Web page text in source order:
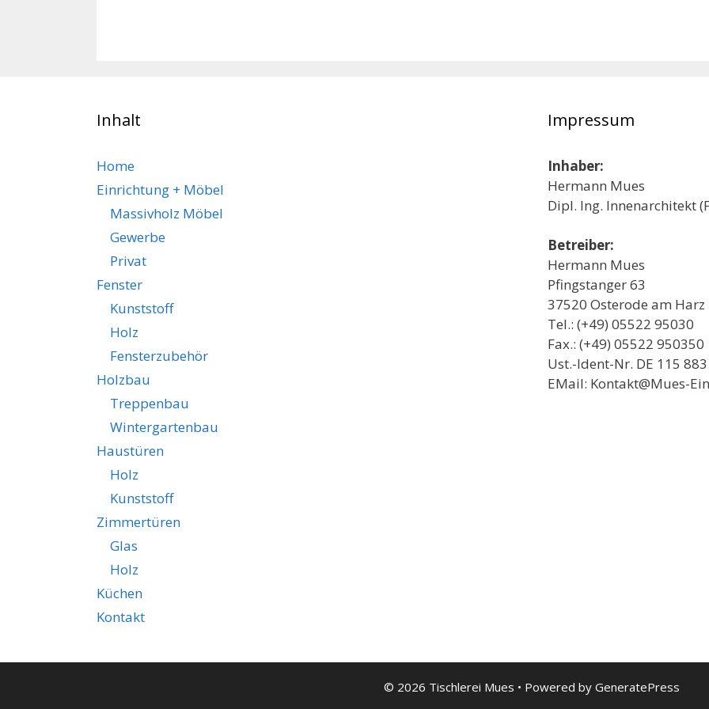
Inhalt
Home
Einrichtung + Möbel
Massivholz Möbel
Gewerbe
Privat
Fenster
Kunststoff
Holz
Fensterzubehör
Holzbau
Treppenbau
Wintergartenbau
Haustüren
Holz
Kunststoff
Zimmertüren
Glas
Holz
Küchen
Kontakt
Impressum
Inhaber:
Hermann Mues
Dipl. Ing. Innenarchitekt
Betreiber:
Hermann Mues
Pfingstanger 63
37520 Osterode am Harz
Tel.: (+49) 05522 95030
Fax.: (+49) 05522 950350
Ust.-Ident-Nr. DE 115
EMail: Kontakt@Mues-
© 2026 Tischlerei Mues • Powered by GeneratePress